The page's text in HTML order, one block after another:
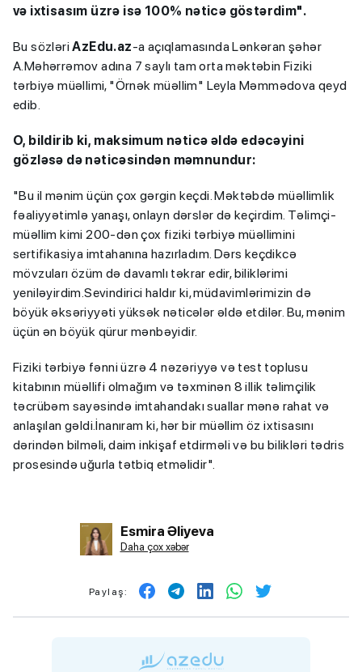
və ixtisasım üzrə isə 100% nəticə göstərdim".
Bu sözləriAzEdu.az-a açıqlamasında Lənkəran şəhər
A.Məhərrəmov adına 7 saylı tam orta məktəbin Fiziki
tərbiyə müəllimi, "Örnək müəllim" Leyla Məmmədova qeyd
edib.
O, bildirib ki, maksimum nəticə əldə edəcəyini
gözləsə də nəticəsindən məmnundur:
"Bu il mənim üçün çox gərgin keçdi. Məktəbdə müəllimlik
fəaliyyətimlə yanaşı, onlayn dərslər də keçirdim. Təlimçi-
müəllim kimi 200-dən çox fiziki tərbiyə müəllimini
sertifikasiya imtahanına hazırladım. Dərs keçdikcə
mövzuları özüm də davamlı təkrar edir, biliklərimi
yeniləyirdim.Sevindirici haldır ki, müdavimlərimizin də
böyük əksəriyyəti yüksək nəticələr əldə etdilər. Bu, mənim
üçün ən böyük qürur mənbəyidir.
Fiziki tərbiyə fənni üzrə 4 nəzəriyyə və test toplusu
kitabının müəllifi olmağım və təxminən 8 illik təlimçilik
təcrübəm sayəsində imtahandakı suallar mənə rahat və
anlaşılan gəldi.İnanıram ki, hər bir müəllim öz ixtisasını
dərindən bilməli, daim inkişaf etdirməli və bu bilikləri tədris
prosesində uğurla tətbiq etməlidir".
Esmira Əliyeva
Daha çox xəbər
Paylaş: